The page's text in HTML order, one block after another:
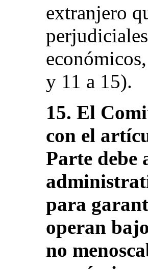
extranjero
y 11 a 15).
15. El
con el
Parte debe
para
operan
no